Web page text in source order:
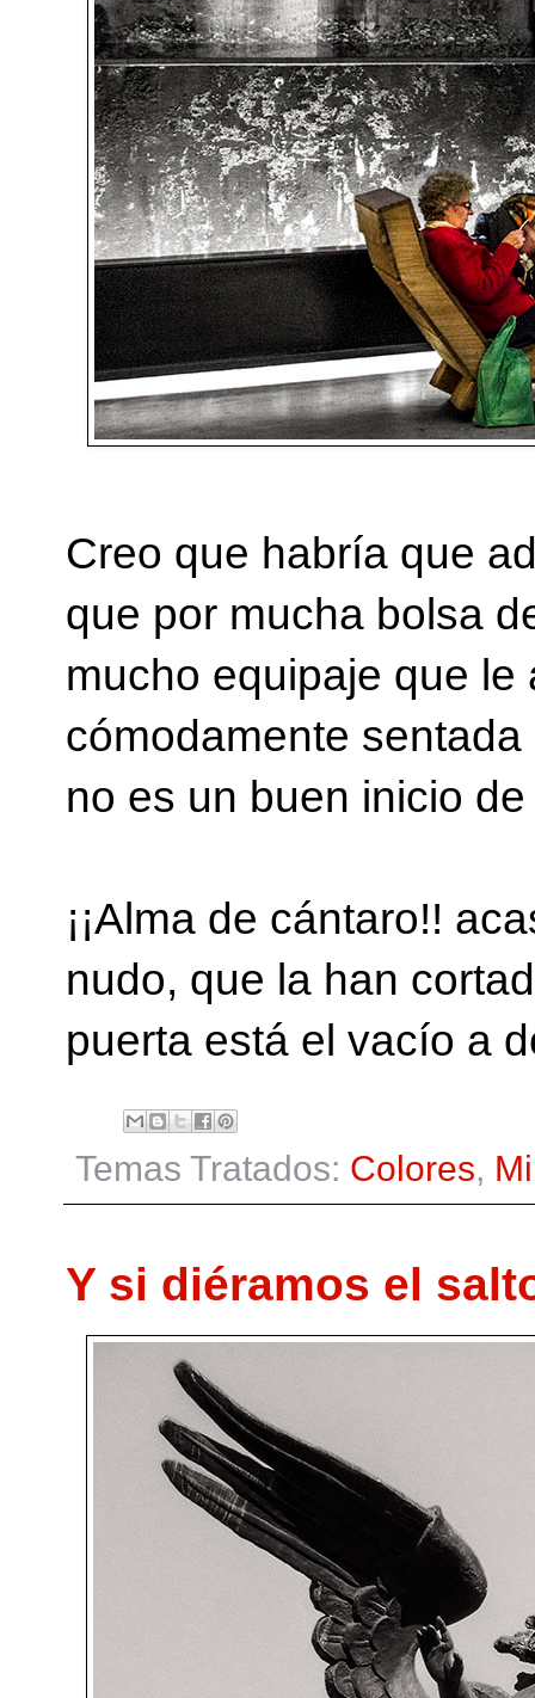
Creo que habría que
que por mucha bolsa
mucho equipaje que
cómodamente
no es un buen inicio
¡¡Alma de cántaro!!
nudo, que la han
puerta está el vacío a
Temas Tratados: Colores,
Y si diéramos el